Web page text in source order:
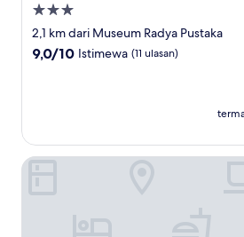
Properti
bintang
3.0
2,1 km dari Museum Radya Pustaka
9.0
9,0/10 Istimewa (11 ulasan)
Zigna Kampung Batik